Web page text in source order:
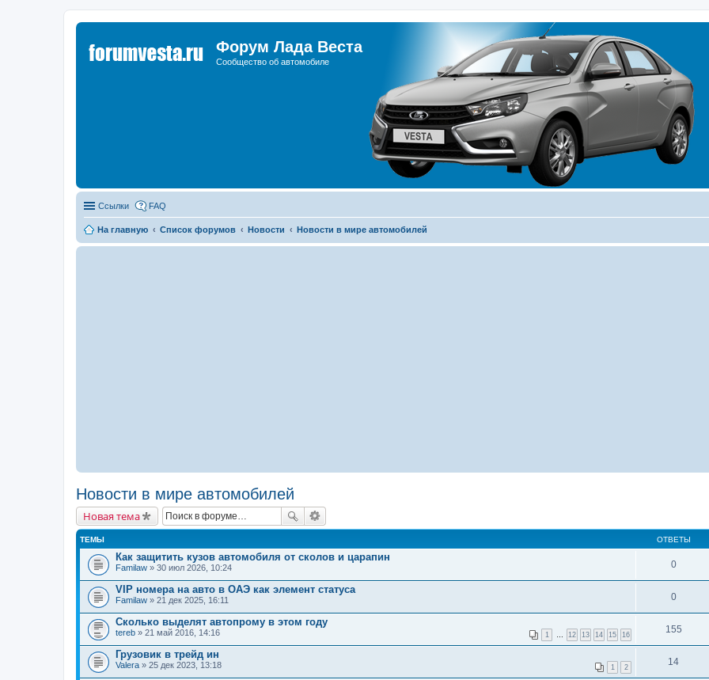
Форум Лада Веста
Сообщество об автомобиле
Ссылки FAQ
На главную Список форумов Новости Новости в мире автомобилей
Новости в мире автомобилей
Новая тема
ТЕМЫ ОТВЕТЫ
Как защитить кузов автомобиля от сколов и царапин
Familaw » 30 июл 2026, 10:24 0
VIP номера на авто в ОАЭ как элемент статуса
Familaw » 21 дек 2025, 16:11 0
Сколько выделят автопрому в этом году
1 … 12 13 14 15 16
tereb » 21 май 2016, 14:16 155
Грузовик в трейд ин
1 2
Valera » 25 дек 2023, 13:18 14